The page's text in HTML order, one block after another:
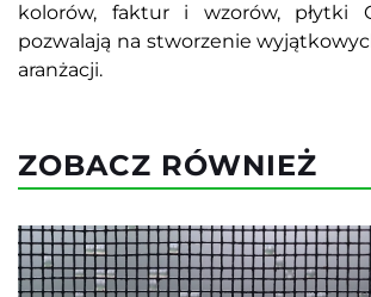
kolorów, faktur i wzorów, płytki
pozwalają na stworzenie
aranżacji.
ZOBACZ RÓWNIEŻ